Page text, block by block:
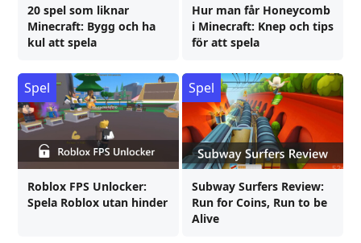
20 spel som liknar
Minecraft: Bygg och ha
kul att spela
Hur man får Honeycomb
i Minecraft: Knep och tips
för att spela
Roblox FPS Unlocker:
Spela Roblox utan hinder
Spel
Subway Surfers Review:
Run for Coins, Run to be
Alive
Spel